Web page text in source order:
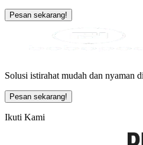
Pesan sekarang!
Solusi istirahat mudah dan nyaman
Pesan sekarang!
Ikuti Kami